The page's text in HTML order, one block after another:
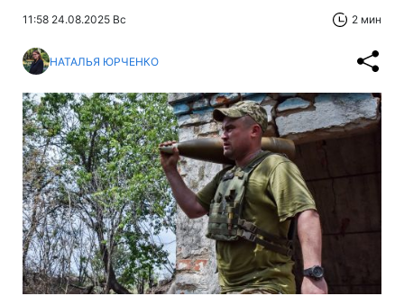
11:58 24.08.2025 Вс 2 мин
НАТАЛЬЯ ЮРЧЕНКО